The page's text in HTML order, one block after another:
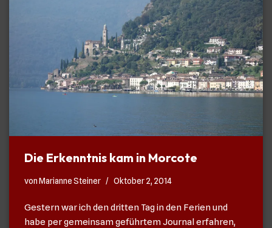
Die Erkenntnis kam in Morcote
vonMarianne Steiner Oktober 2, 2014
Gestern war ich den dritten Tag in den Ferien und
habe per gemeinsam geführtem Journal erfahren,